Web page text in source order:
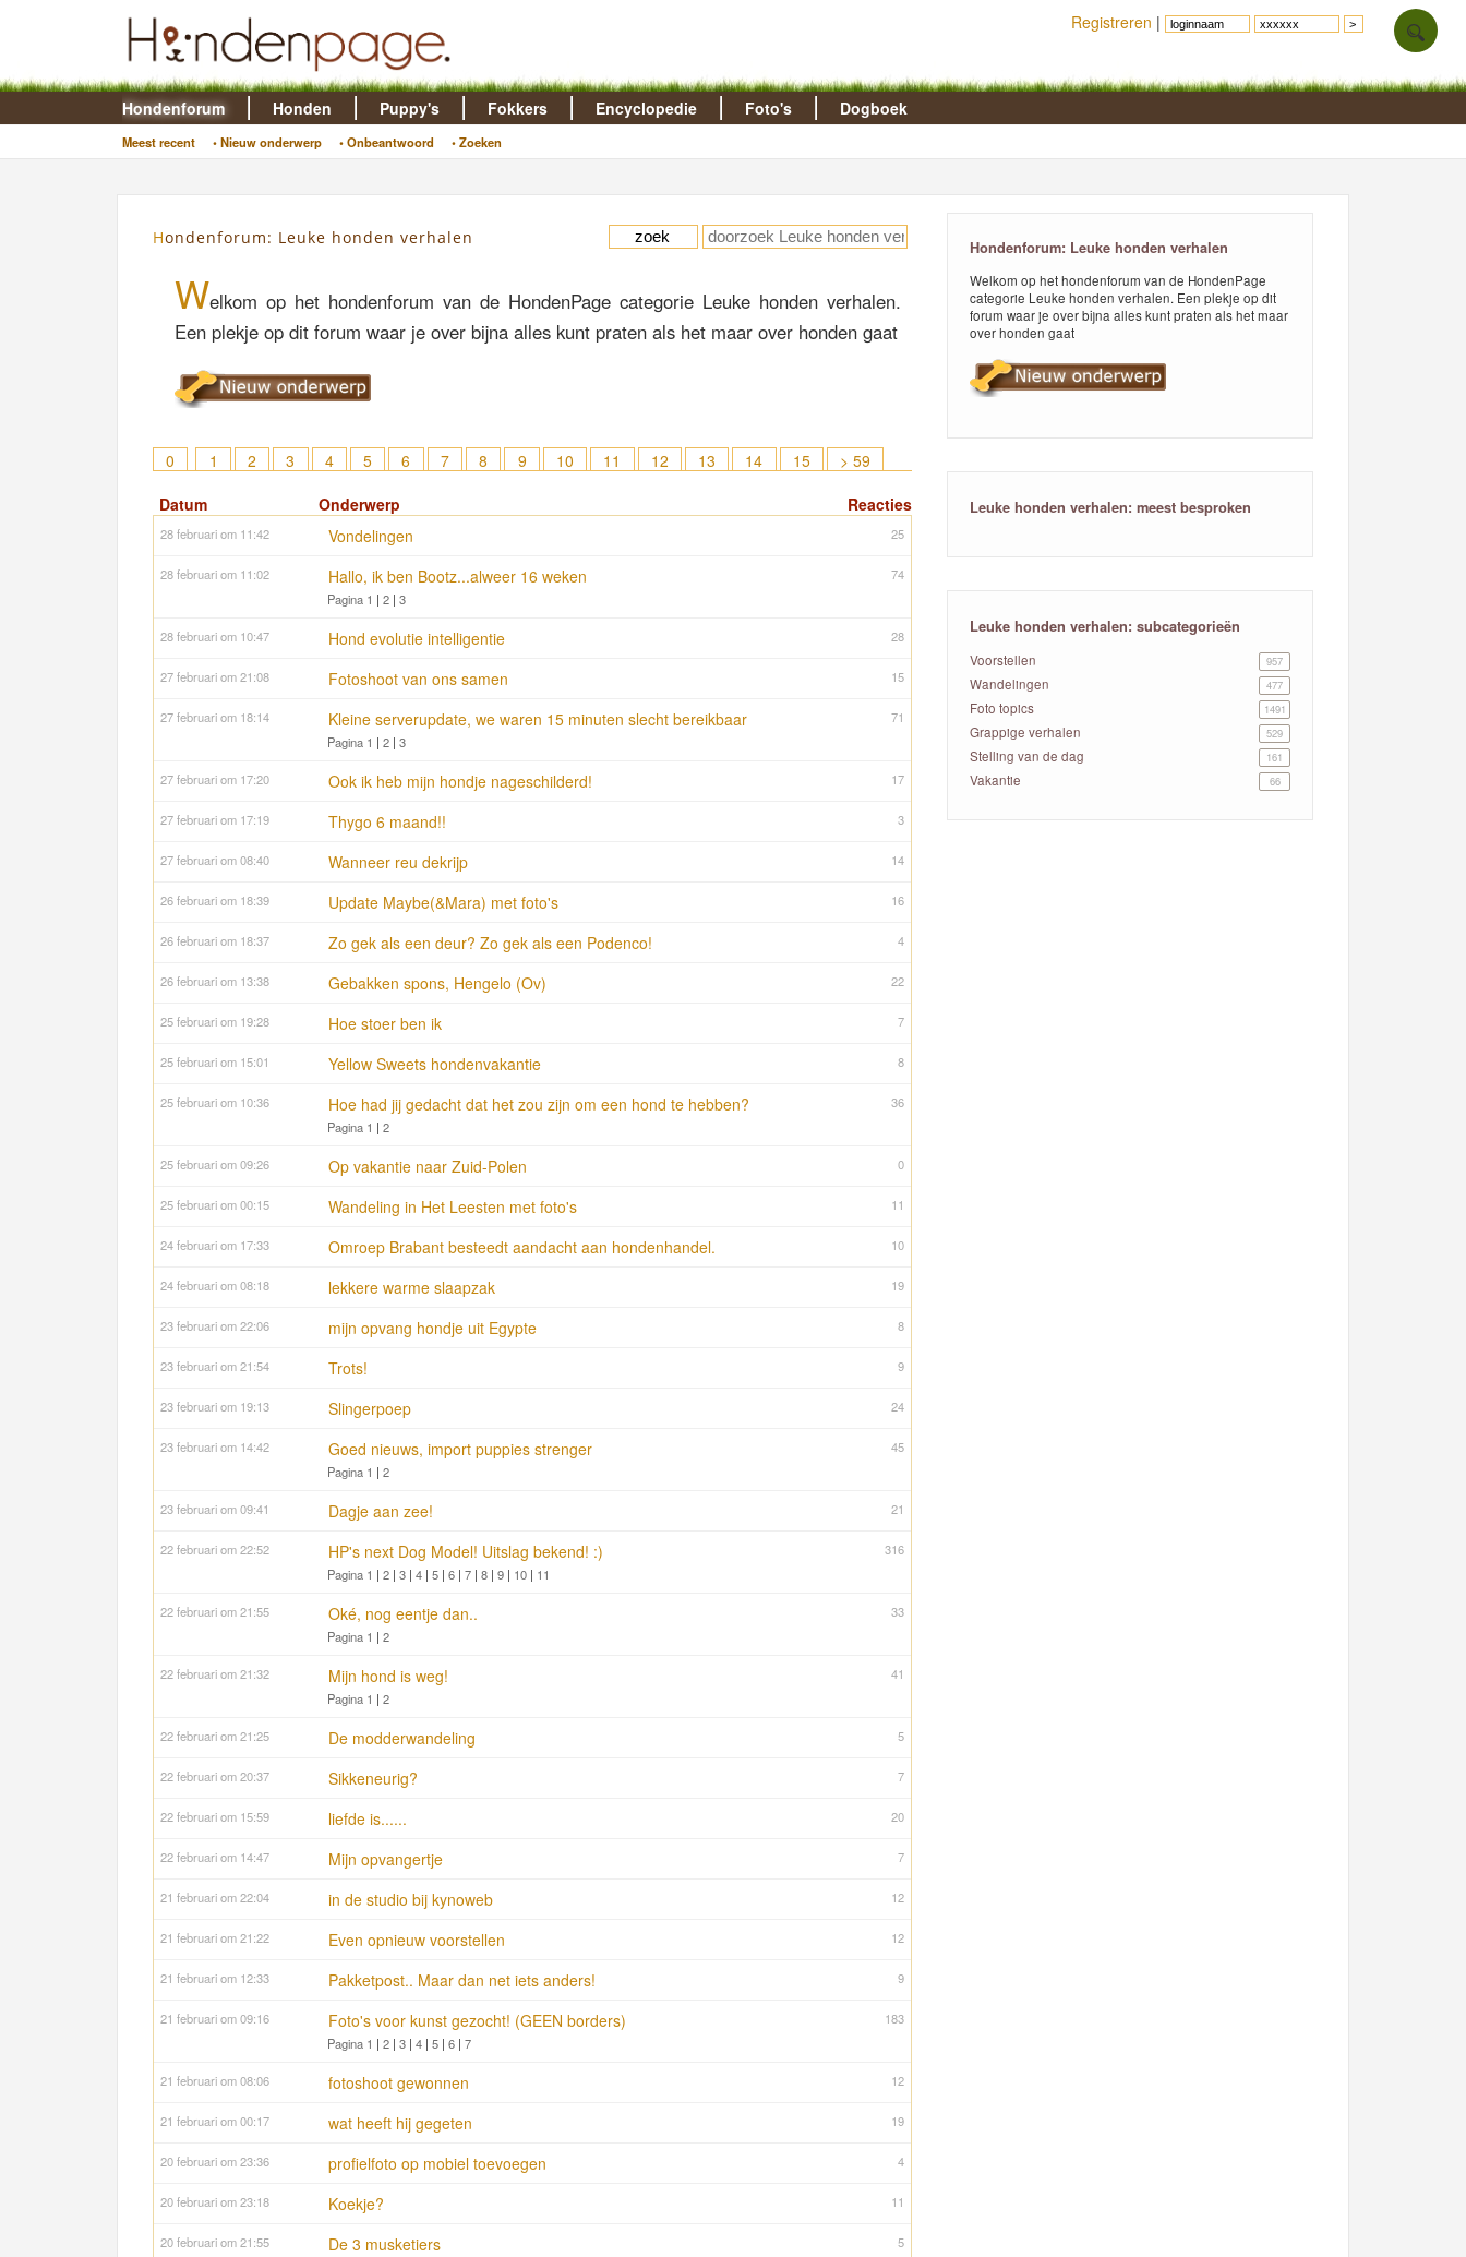
Hondenforum
Meest recent • Nieuw onderwerp • Onbeantwoord • Zoeken
Honden Puppy's Fokkers Encyclopedie Foto's Dogboek
Hondenforum: Leuke honden verhalen
Welkom op het hondenforum van de HondenPage categorie Leuke honden verhalen.
Een plekje op dit forum waar je over bijna alles kunt praten als het maar over honden gaat
0 1 2 3 4 5 6 7 8 9 10 11 12 13 14 15
> 59
Reacties
Datum Onderwerp
25
28 februari om 11:42 Vondelingen
74
28 februari om 11:02 Hallo, ik ben Bootz...alweer 16 weken
Pagina 1 | 2 | 3
28
28 februari om 10:47 Hond evolutie intelligentie
15
27 februari om 21:08 Fotoshoot van ons samen
71
27 februari om 18:14 Kleine serverupdate, we waren 15 minuten slecht bereikbaar
Pagina 1 | 2 | 3
17
27 februari om 17:20 Ook ik heb mijn hondje nageschilderd!
3
27 februari om 17:19 Thygo 6 maand!!
14
27 februari om 08:40 Wanneer reu dekrijp
16
26 februari om 18:39 Update Maybe(&Mara) met foto's
4
26 februari om 18:37 Zo gek als een deur? Zo gek als een Podenco!
22
26 februari om 13:38 Gebakken spons, Hengelo (Ov)
7
25 februari om 19:28 Hoe stoer ben ik
8
25 februari om 15:01 Yellow Sweets hondenvakantie
36
25 februari om 10:36 Hoe had jij gedacht dat het zou zijn om een hond te hebben?
Pagina 1 | 2
0
25 februari om 09:26 Op vakantie naar Zuid-Polen
11
25 februari om 00:15 Wandeling in Het Leesten met foto's
10
24 februari om 17:33 Omroep Brabant besteedt aandacht aan hondenhandel.
19
24 februari om 08:18 lekkere warme slaapzak
8
23 februari om 22:06 mijn opvang hondje uit Egypte
9
23 februari om 21:54 Trots!
24
23 februari om 19:13 Slingerpoep
45
23 februari om 14:42 Goed nieuws, import puppies strenger
Pagina 1 | 2
21
23 februari om 09:41 Dagje aan zee!
316
22 februari om 22:52 HP's next Dog Model! Uitslag bekend! :)
Pagina 1 | 2 | 3 | 4 | 5 | 6 | 7 | 8 | 9 | 10 | 11
33
22 februari om 21:55 Oké, nog eentje dan..
Pagina 1 | 2
41
22 februari om 21:32 Mijn hond is weg!
Pagina 1 | 2
5
22 februari om 21:25 De modderwandeling
7
22 februari om 20:37 Sikkeneurig?
20
22 februari om 15:59 liefde is......
7
22 februari om 14:47 Mijn opvangertje
12
21 februari om 22:04 in de studio bij kynoweb
12
21 februari om 21:22 Even opnieuw voorstellen
9
21 februari om 12:33 Pakketpost.. Maar dan net iets anders!
183
21 februari om 09:16 Foto's voor kunst gezocht! (GEEN borders)
Pagina 1 | 2 | 3 | 4 | 5 | 6 | 7
12
21 februari om 08:06 fotoshoot gewonnen
19
21 februari om 00:17 wat heeft hij gegeten
4
20 februari om 23:36 profielfoto op mobiel toevoegen
11
20 februari om 23:18 Koekje?
5
20 februari om 21:55 De 3 musketiers
Hondenforum: Leuke honden verhalen
Welkom op het hondenforum van de HondenPage
categorie Leuke honden verhalen. Een plekje op dit
forum waar je over bijna alles kunt praten als het maar
over honden gaat
Leuke honden verhalen: meest besproken
Leuke honden verhalen: subcategorieën
957
Voorstellen
477
Wandelingen
1491
Foto topics
529
Grappige verhalen
161
Stelling van de dag
66
Vakantie
Registreren |